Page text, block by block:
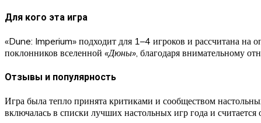
Для кого эта игра
«Dune: Imperium» подходит для 1–4 игроков и рассчитана на
поклонников вселенной «Дюны», благодаря внимательному
Отзывы и популярность
Игра была тепло принята критиками и сообществом
включалась в списки лучших настольных игр года и